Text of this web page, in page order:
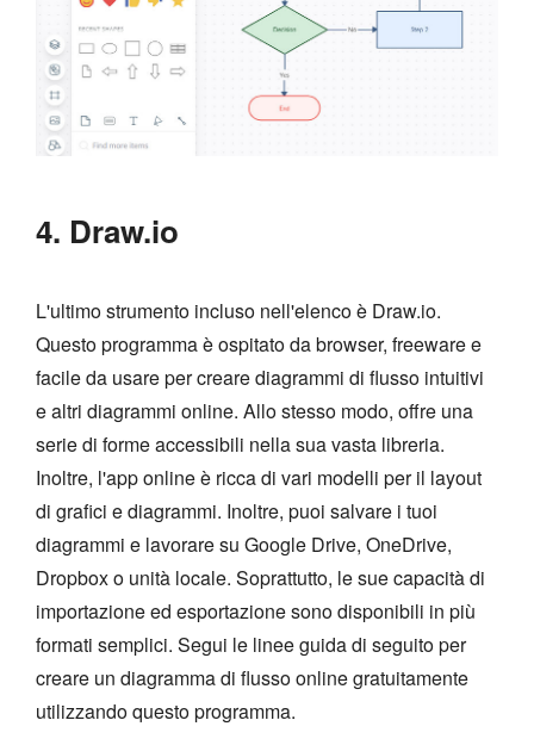
4. Draw.io
L'ultimo strumento incluso nell'elenco è Draw.io.
Questo programma è ospitato da browser, freeware e
facile da usare per creare diagrammi di flusso intuitivi
e altri diagrammi online. Allo stesso modo, offre una
serie di forme accessibili nella sua vasta libreria.
Inoltre, l'app online è ricca di vari modelli per il layout
di grafici e diagrammi. Inoltre, puoi salvare i tuoi
diagrammi e lavorare su Google Drive, OneDrive,
Dropbox o unità locale. Soprattutto, le sue capacità di
importazione ed esportazione sono disponibili in più
formati semplici. Segui le linee guida di seguito per
creare un diagramma di flusso online gratuitamente
utilizzando questo programma.